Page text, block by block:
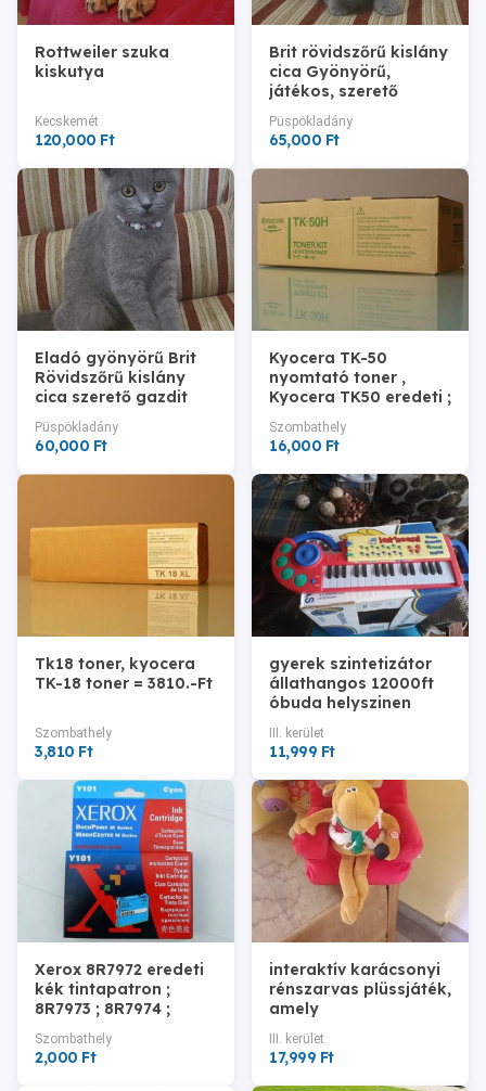
Rottweiler szuka
kiskutya
Kecskemét
120,000 Ft
Brit rövidszőrű kislány
cica Gyönyörű,
játékos, szerető
otthont keres!
Püspökladány
65,000 Ft
Eladó gyönyörű Brit
Rövidszőrű kislány
cica szerető gazdit
keres
Püspökladány
60,000 Ft
Kyocera TK-50
nyomtató toner ,
Kyocera TK50 eredeti ;
Kyocera TK50H toner
= 16.000.-Ft
Szombathely
16,000 Ft
Tk18 toner, kyocera
TK-18 toner = 3810.-Ft
Szombathely
3,810 Ft
gyerek szintetizátor
állathangos 12000ft
óbuda helyszinen
kipróbálható posta
kizárolag előre fizetés
III. kerület
11,999 Ft
Xerox 8R7972 eredeti
kék tintapatron ;
8R7973 ; 8R7974 ;
Xerox Y103 ; Y102 ;
Y101 = 2000-Ft
Szombathely
2,000 Ft
interaktív karácsonyi
rénszarvas plüssjáték,
amely
gombnyomásra zenél
18000ft óbuda 36 50
104 8272
III. kerület
17,999 Ft